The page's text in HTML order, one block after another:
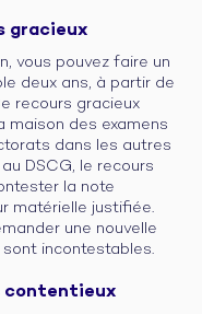
gracieux
vous pouvez faire un
deux ans, à partir de
recours gracieux
maison des examens
dans les autres
DSCG, le recours
la note
matérielle justifiée.
une nouvelle
incontestables.
contentieux